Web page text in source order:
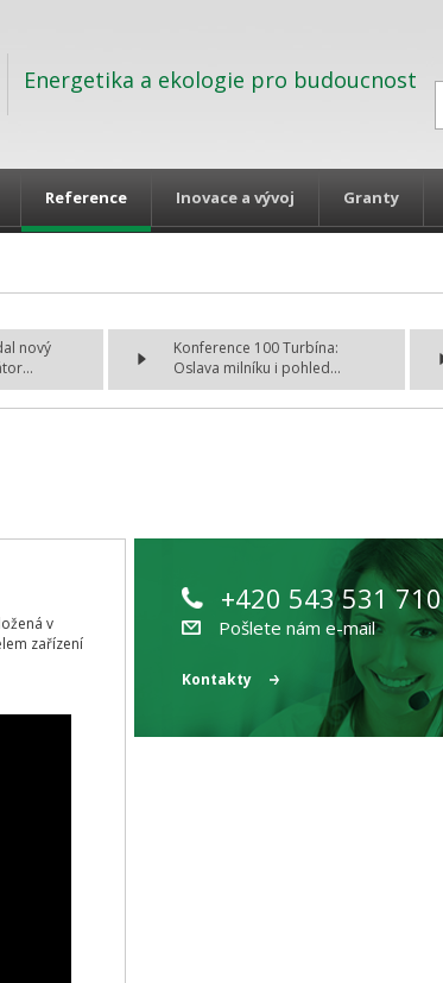
Energetika a ekologie pro budoucnost
Reference Inovace a vývoj Granty
nový
Konference 100 Turbína:
Oslava milníku i pohled...
v
zařízení
+420 543 531 710
Pošlete nám e-mail
Kontakty